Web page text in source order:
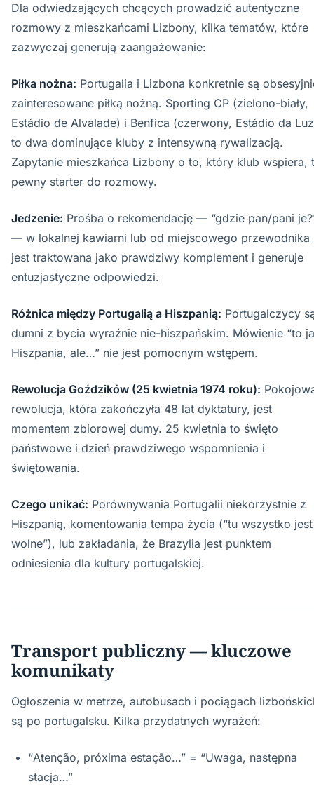
Dla odwiedzających chcących prowadzić autentyczne
rozmowy z mieszkańcami Lizbony, kilka tematów, które
zazwyczaj generują zaangażowanie:
Piłka nożna: Portugalia i Lizbona konkretnie są
zainteresowane piłką nożną. Sporting CP (zielono-biały,
Estádio de Alvalade) i Benfica (czerwony, Estádio da
to dwa dominujące kluby z intensywną rywalizacją.
Zapytanie mieszkańca Lizbony o to, który klub wspiera,
pewny starter do rozmowy.
Jedzenie: Prośba o rekomendację — “gdzie pan/pani
— w lokalnej kawiarni lub od miejscowego przewodnika
jest traktowana jako prawdziwy komplement i generuje
entuzjastyczne odpowiedzi.
Różnica między Portugalią a Hiszpanią: Portugalczycy
dumni z bycia wyraźnie nie-hiszpańskim. Mówienie “to
Hiszpania, ale…” nie jest pomocnym wstępem.
Rewolucja Goździków (25 kwietnia 1974 roku):
rewolucja, która zakończyła 48 lat dyktatury, jest
momentem zbiorowej dumy. 25 kwietnia to święto
państwowe i dzień prawdziwego wspomnienia i
świętowania.
Czego unikać: Porównywania Portugalii niekorzystnie z
Hiszpanią, komentowania tempa życia (“tu wszystko jest
wolne”), lub zakładania, że Brazylia jest punktem
odniesienia dla kultury portugalskiej.
Transport publiczny — kluczowe
komunikaty
Ogłoszenia w metrze, autobusach i pociągach
są po portugalsku. Kilka przydatnych wyrażeń:
“Atenção, próxima estação…” = “Uwaga, następna
stacja…”